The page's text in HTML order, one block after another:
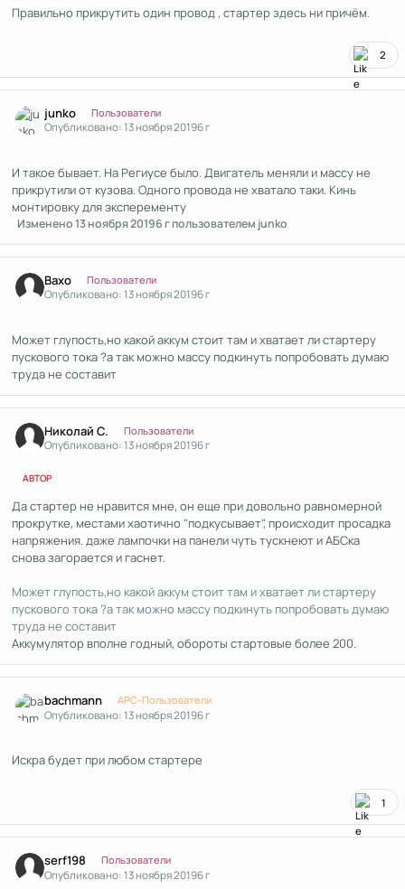
Правильно прикрутить один провод , стартер здесь ни причём.
2
junko Пользователи
Опубликовано:13 ноября 20196 г
И такое бывает. На Региусе было. Двигатель меняли и массу не
прикрутили от кузова. Одного провода не хватало таки. Кинь
монтировку для эксперементу
Изменено13 ноября 20196 гпользователем junko
Вахо Пользователи
Опубликовано:13 ноября 20196 г
Может глупость,но какой аккум стоит там и хватает ли стартеру
пускового тока ?а так можно массу подкинуть попробовать думаю
труда не составит
Николай С. Пользователи
Опубликовано:13 ноября 20196 г
АВТОР
Да стартер не нравится мне, он еще при довольно равномерной
прокрутке, местами хаотично "подкусывает", происходит просадка
напряжения. даже лампочки на панели чуть тускнеют и АБСка
снова загорается и гаснет.
Может глупость,но какой аккум стоит там и хватает ли стартеру
пускового тока ?а так можно массу подкинуть попробовать думаю
труда не составит
Аккумулятор вполне годный, обороты стартовые более 200.
bachmann APC-Пользователи
Опубликовано:13 ноября 20196 г
Искра будет при любом стартере
1
serf198 Пользователи
Опубликовано:13 ноября 20196 г